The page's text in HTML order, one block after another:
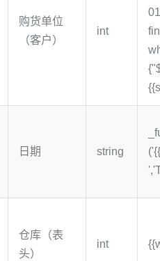
购货单位
（客户）
int
日期 string
仓库（表
头）
int